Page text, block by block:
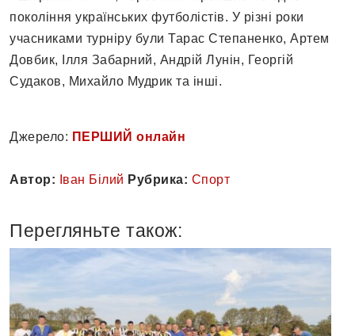
покоління українських футболістів. У різні роки
учасниками турніру були Тарас Степаненко, Артем
Довбик, Ілля Забарний, Андрій Лунін, Георгій
Судаков, Михайло Мудрик та інші.
Джерело: ПЕРШИЙ онлайн
Автор: Іван Білий Рубрика: Спорт
Перегляньте також: